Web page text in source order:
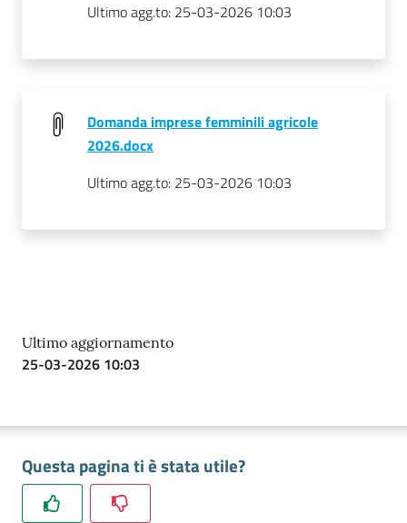
Ultimo agg.to: 25-03-2026 10:03
Domanda imprese femminili agricole
2026.docx
Ultimo agg.to: 25-03-2026 10:03
Ultimo aggiornamento
25-03-2026 10:03
Questa pagina ti è stata utile?